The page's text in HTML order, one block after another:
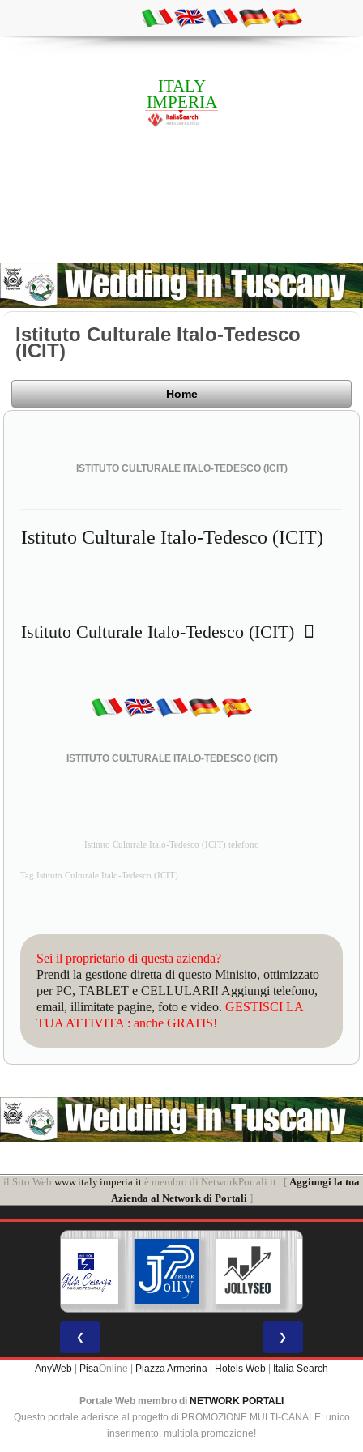
ITALY
IMPERIA
Istituto Culturale Italo-Tedesco
(ICIT)
Home
ISTITUTO CULTURALE ITALO-TEDESCO (ICIT)
Istituto Culturale Italo-Tedesco (ICIT)
Istituto Culturale Italo-Tedesco (ICIT)
ISTITUTO CULTURALE ITALO-TEDESCO (ICIT)
Istituto Culturale Italo-Tedesco (ICIT) telefono
Tag Istituto Culturale Italo-Tedesco (ICIT)
Sei il proprietario di questa azienda?
Prendi la gestione diretta di questo Minisito, ottimizzato
per PC, TABLET e CELLULARI! Aggiungi telefono,
email, illimitate pagine, foto e video.GESTISCI LA
TUA ATTIVITA': anche GRATIS!
il Sito Web www.italy.imperia.it è membro di NetworkPortali.it | [ Aggiungi la tua
Azienda al Network di Portali]
❮ ❯
AnyWeb PisaOnline | Piazza Armerina Hotels Web Italia Search
Portale Web membro di NETWORK PORTALI
Questo portale aderisce al progetto di PROMOZIONE MULTI-CANALE: unico
inserimento, multipla promozione!